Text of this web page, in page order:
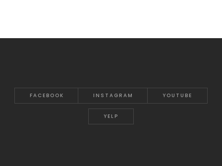
FACEBOOK INSTAGRAM YOUTUBE
YELP